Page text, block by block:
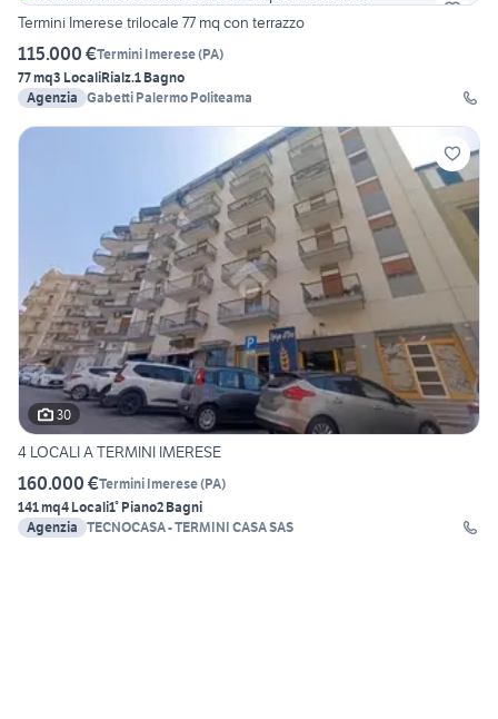
Termini Imerese trilocale 77 mq con terrazzo
115.000 €Termini Imerese(PA)
77 mq3 LocaliRialz.1 Bagno
Agenzia Gabetti Palermo Politeama
30
4 LOCALI A TERMINI IMERESE
160.000 €Termini Imerese(PA)
141 mq4 Locali1° Piano2 Bagni
Agenzia TECNOCASA - TERMINI CASA SAS